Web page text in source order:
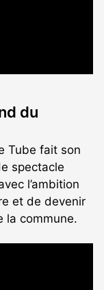
du
Tube fait son
spectacle
l’ambition
et de devenir
la commune.